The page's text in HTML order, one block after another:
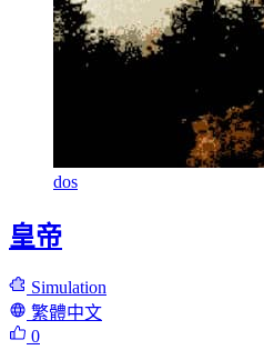
dos
皇帝
Simulation
繁體中文
0